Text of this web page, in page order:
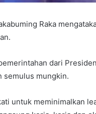
Raka
dari
semulus mungkin.
untuk meminimalkan